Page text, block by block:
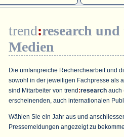
Single-Client-Studien
Internationale Markt Reports
Due
trend:research und
Medien
Die umfangreiche Recherchearbeit und
sowohl in der jeweiligen Fachpresse als
sind Mitarbeiter von trend:research auch
erscheinenden, auch internationalen
Wählen Sie ein Jahr aus und
Pressemeldungen angezeigt zu